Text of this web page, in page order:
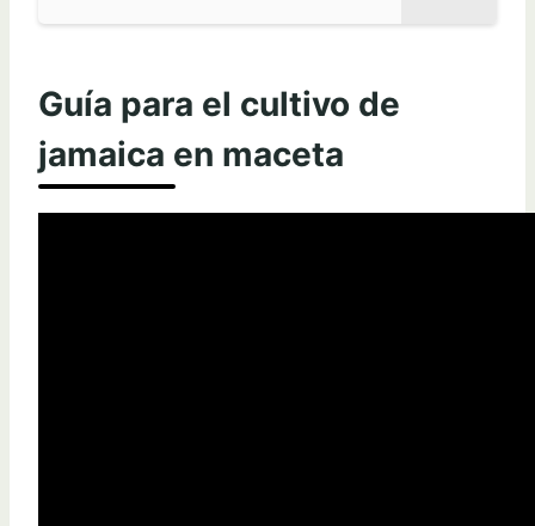
Guía para el cultivo de
jamaica en maceta